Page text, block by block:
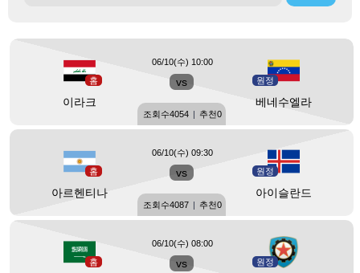
홈
이라크
vs 원정
베네수엘라
06/10(수) 10:00
조회수4054 | 추천0
홈
아르헨티나
vs 원정
아이슬란드
06/10(수) 09:30
조회수4087 | 추천0
홈 vs 원정
06/10(수) 08:00